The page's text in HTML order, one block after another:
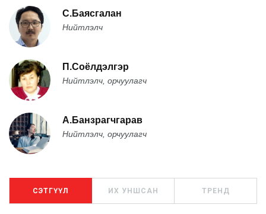
С.Баясгалан
Нийтлэлч
П.Соёлдэлгэр
Нийтлэлч, орчуулагч
А.Банзрагчгарав
Нийтлэлч, орчуулагч
СЭТГҮҮЛ ИХ УНШСАН ТРЕНД